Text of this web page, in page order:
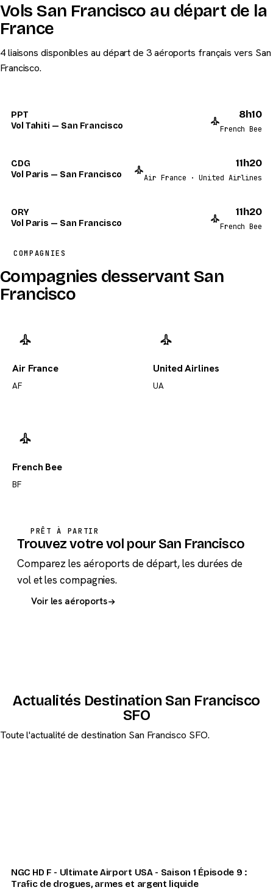
Vols San Francisco au départ de la
France
4 liaisons disponibles au départ de 3 aéroports français vers San
Francisco.
PPT
Vol Tahiti — San Francisco
8h10
French Bee
CDG
Vol Paris — San Francisco
11h20
Air France · United Airlines
ORY
Vol Paris — San Francisco
11h20
French Bee
COMPAGNIES
Compagnies desservant San
Francisco
Air France
AF
United Airlines
UA
French Bee
BF
PRÊT À PARTIR
Trouvez votre vol pour San Francisco
Comparez les aéroports de départ, les durées de
vol et les compagnies.
Voir les aéroports
Actualités Destination San Francisco
SFO
Toute l'actualité de destination San Francisco SFO.
NGC HD F - Ultimate Airport USA - Saison 1 Épisode 9 :
Trafic de drogues, armes et argent liquide